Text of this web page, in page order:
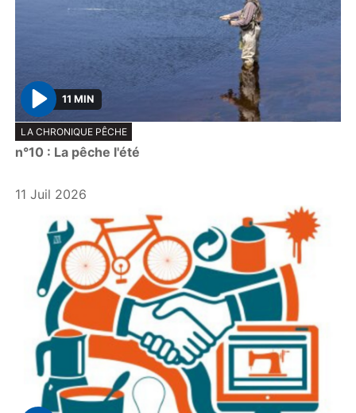
P
l
a
11 MIN
LA CHRONIQUE PÊCHE
n°10 : La pêche l'été
11 Juil 2026